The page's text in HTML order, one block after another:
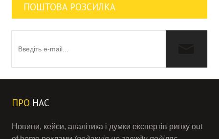
ПОШТОВА РОЗСИЛКА
ПРО НАС
Новини, кейси, аналітика і думки експертів ринку out